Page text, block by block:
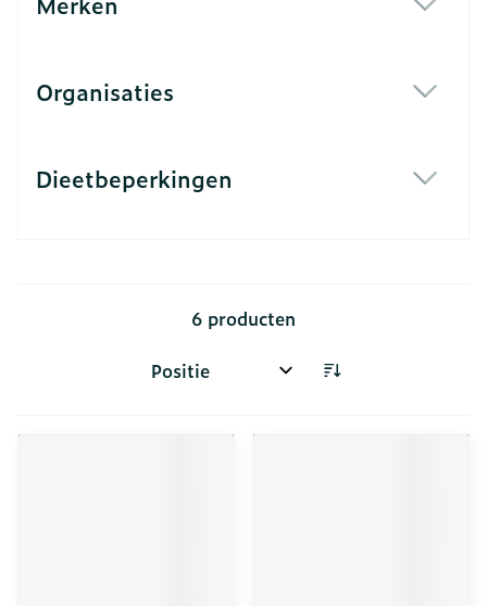
Organisaties
Dieetbeperkingen
6 producten
Sorteer op: